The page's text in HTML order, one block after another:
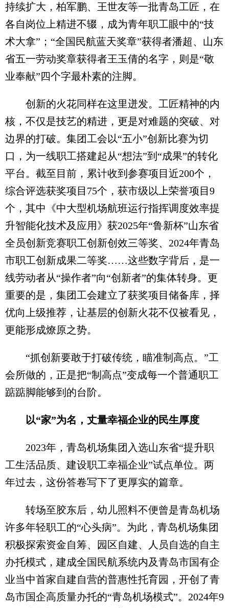
持续扩大，柏军鹏、王世友等一批青岛工匠，在
各自岗位上精进不辍，成为青年职工眼中的“技
术大拿”；“全国民航蓝天奖章”获得者潘超、山东
省五一劳动奖章获得者王玉倩的名字，则是“敬
业奉献”四个字最朴素的注脚。
创新的火花同样在这里迸发。工匠精神的内
核，不仅是技艺的精进，更是对难题的突破、对
边界的打破。集团工会以“五小”创新比赛为切
口，为一线职工搭建起从“想法”到“成果”的转化
平台。截至目前，累计收到参赛项目近200个，
综合评选获奖项目75个，获市级以上荣誉项目9
个，其中《中大型机场航班运行指挥调度效率提
升智能化技术及应用》获2025年“鲁新杯”山东省
全员创新竞赛职工创新创效三等奖、2024年青岛
市职工创新成果二等奖……这些数字背后，是一
线劳动者从“操作者”向“创新者”的集体转身。更
重要的是，集团工会建立了获奖项目储备库，择
优向上级推荐，让基层的创新火花不仅被看见，
更能形成燎原之势。
“抓创新要敢于打破传统，瞄准制高点。”工
会所做的，正是把“制高点”变成每一个普通职工
踮踮脚能够到的台阶。
以“家”为名，丈量幸福企业的民生厚度
2023年，青岛机场集团入选山东省“提升职
工生活品质、建设职工幸福企业”试点单位。两
年过去，这份答卷写下了更厚实的篇章。
转场至胶东后，幼儿照料不便曾是青岛机场
许多年轻职工的“心头病”。为此，青岛机场集团
积极探索资金自筹、园区自建、人员自选的自主
办托模式，建成全国民航系统内及青岛市国有企
业当中首家自建自营的普惠性托育园，开创了青
岛市国企高质量办托的“青岛机场模式”。2024年9